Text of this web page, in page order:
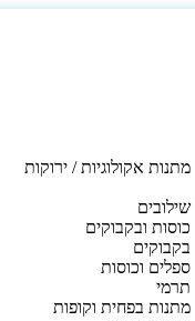
מתנות אקולוגיות / ירוקות
שילובים
כוסות ובקבוקים
בקבוקים
ספלים וכוסות
תרמי
מתנות בפחית וקופות